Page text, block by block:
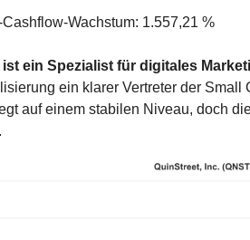
Wachstum: 1.557,21 %
ein Spezialist für digitales
ein klarer Vertreter der Small
auf einem stabilen Niveau, doch